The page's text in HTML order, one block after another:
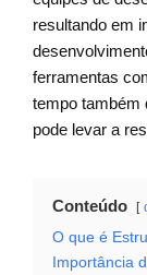
resultando em
ferramentas
tempo também
pode levar a
Conteúdo
O que é
Importância